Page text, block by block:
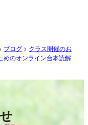
ブログ > クラス開催のお
めのオンライン台本読解